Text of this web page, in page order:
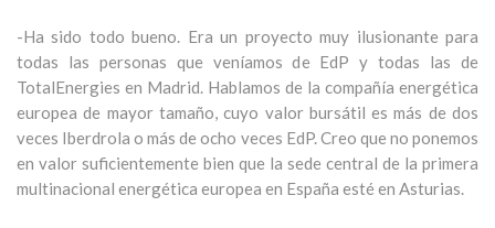
-Ha sido todo bueno. Era un proyecto muy ilusionante para
todas las personas que veníamos de EdP y todas las de
TotalEnergies en Madrid. Hablamos de la compañía energética
europea de mayor tamaño, cuyo valor bursátil es más de dos
veces Iberdrola o más de ocho veces EdP. Creo que no ponemos
en valor suficientemente bien que la sede central de la primera
multinacional energética europea en España esté en Asturias.